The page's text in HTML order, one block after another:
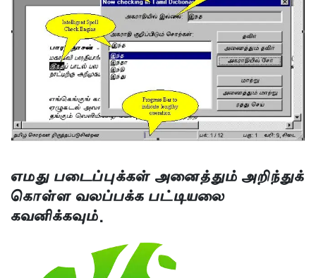
எமது படைப்புக்கள் அனைத்தும் அறிந்துக்
கொள்ள வலப்பக்க பட்டியலை
கவனிக்கவும்.